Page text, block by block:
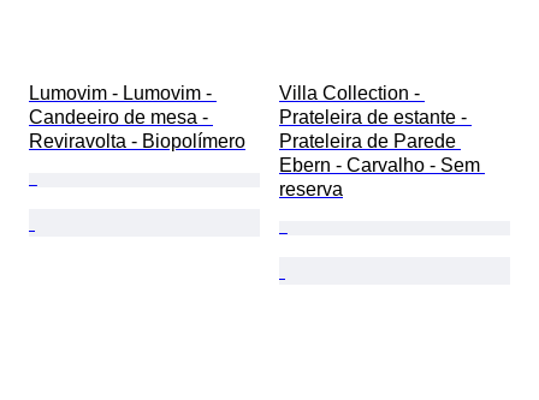
Lumovim - Lumovim -
Candeeiro de mesa -
Reviravolta - Biopolímero
Villa Collection -
Prateleira de estante -
Prateleira de Parede
Ebern - Carvalho - Sem
reserva